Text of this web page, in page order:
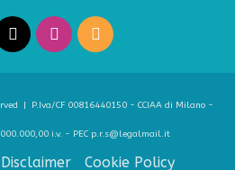
Instagram
RSS
| P.Iva/CF 00816440150 - CCIAA di Milano -
i.v. - PEC p.r.s@legalmail.it
Disclaimer Cookie Policy